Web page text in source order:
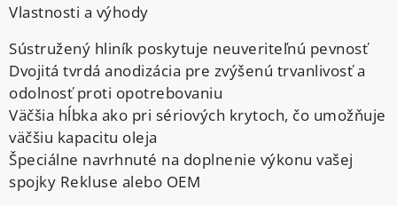
Vlastnosti a výhody
Sústružený hliník poskytuje neuveriteľnú pevnosť
Dvojitá tvrdá anodizácia pre zvýšenú trvanlivosť a
odolnosť proti opotrebovaniu
Väčšia hĺbka ako pri sériových krytoch, čo umožňuje
väčšiu kapacitu oleja
Špeciálne navrhnuté na doplnenie výkonu vašej
spojky Rekluse alebo OEM